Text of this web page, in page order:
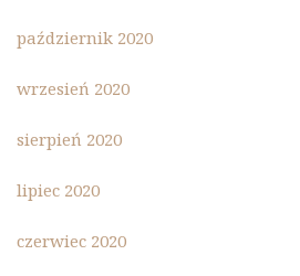
październik 2020
wrzesień 2020
sierpień 2020
lipiec 2020
czerwiec 2020